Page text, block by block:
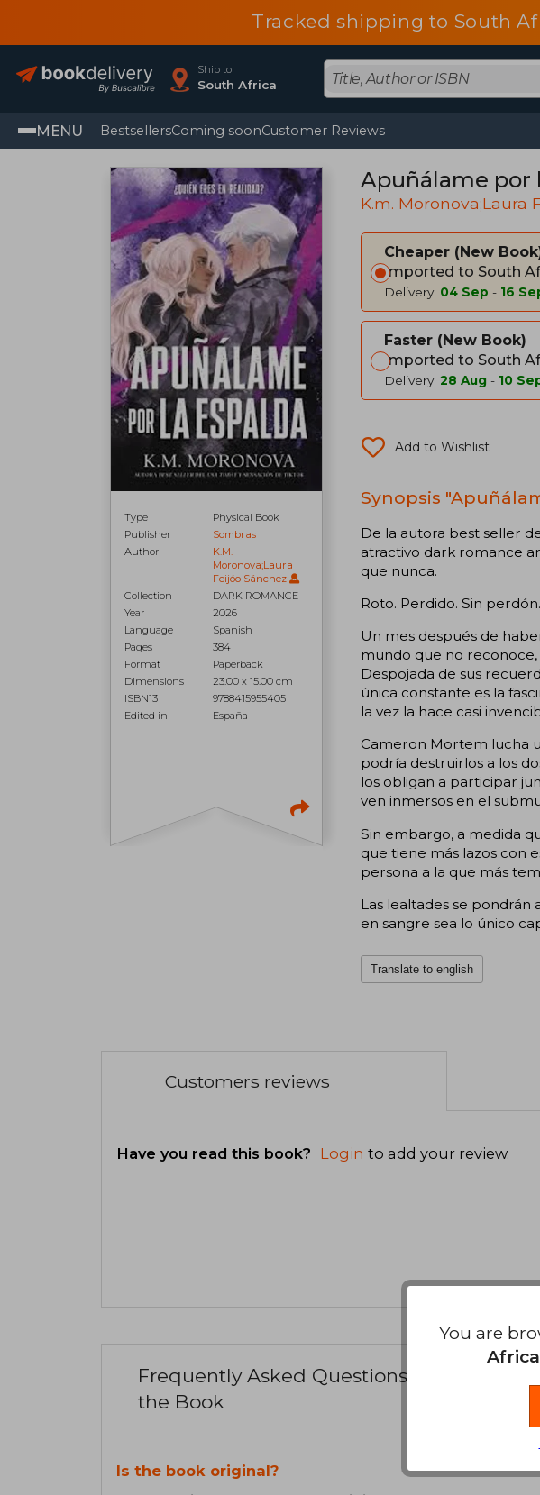
Tracked shipping to South
Ship to
South Africa
MENU BestsellersComing soonCustomer Reviews
Type
Physical Book
Publisher
Sombras
Author
K.M.
Moronova;Laura
Feijóo Sánchez
Collection
DARK ROMANCE
Year
2026
Language
Spanish
Pages
384
Format
Paperback
Dimensions
23.00 x 15.00 cm
ISBN13
9788415955405
Edited in
España
Apuñálame por
K.m. Moronova;Laura
Cheaper
New Book
Imported to South
Delivery: 04 Sep - 16
Faster
New Book
Imported to South
Delivery: 28 Aug - 10
Add to Wishlist
Synopsis
De la autora best seller
atractivo dark romance
que nunca.
Roto. Perdido. Sin perdón.
Un mes después de
mundo que no
Despojada de sus
única constante es la
la vez la hace casi
Cameron Mortem lucha
podría destruirlos a los
los obligan a participar
ven inmersos en el
Sin embargo, a medida
que tiene más lazos con
persona a la que más
Las lealtades se pondrán
en sangre sea lo único
Translate to english
Customers reviews
Have you read this book? Login to add your review.
Frequently Asked Questions about
the Book
Is the book original?
You are
Africa